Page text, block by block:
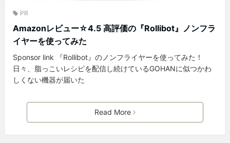
PR
Amazonレビュー☆4.5 高評価の『Rollibot』ノンフラ
イヤーを使ってみた
Sponsor link 『Rollibot』のノンフライヤーを使ってみた！
日々、脂っこいレシピを配信し続けているGOHANに似つかわ
しくない機器が届いた
Read More